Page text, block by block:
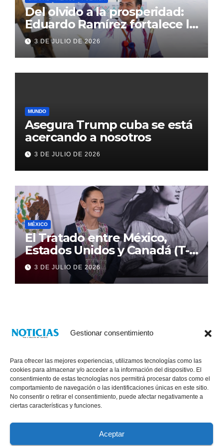
Gestionar consentimiento
Para ofrecer las mejores experiencias, utilizamos tecnologías como las
cookies para almacenar y/o acceder a la información del dispositivo. El
consentimiento de estas tecnologías nos permitirá procesar datos como el
comportamiento de navegación o las identificaciones únicas en este sitio.
No consentir o retirar el consentimiento, puede afectar negativamente a
ciertas características y funciones.
Aceptar
Del olvido a la prosperidad:
Eduardo Ramírez fortalece la
transformación de Aldama
con inversión histórica
3 DE JULIO DE 2026
MUNDO
Asegura Trump cuba se está
acercando a nosotros
3 DE JULIO DE 2026
MÉXICO
El Tratado entre México,
Estados Unidos y Canadá (T-
MEC) se mantiene hasta el
2036: Presidenta Claudia
Sheinbaum
3 DE JULIO DE 2026
® Derechos Reservados 2026|
Chiapas. VENTAS: 961 6120154